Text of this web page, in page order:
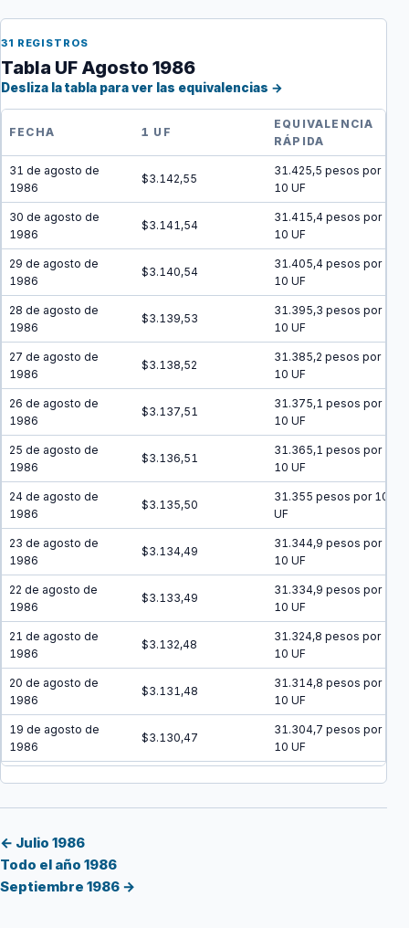
31 REGISTROS
Tabla UF Agosto 1986
Desliza la tabla para ver las equivalencias →
FECHA 1 UF
EQUIVALENCIA
RÁPIDA
31 de agosto de
1986
$3.142,55
31.425,5 pesos por
10 UF
30 de agosto de
1986
$3.141,54
31.415,4 pesos por
10 UF
29 de agosto de
1986
$3.140,54
31.405,4 pesos por
10 UF
28 de agosto de
1986
$3.139,53
31.395,3 pesos por
10 UF
27 de agosto de
1986
$3.138,52
31.385,2 pesos por
10 UF
26 de agosto de
1986
$3.137,51
31.375,1 pesos por
10 UF
25 de agosto de
1986
$3.136,51
31.365,1 pesos por
10 UF
24 de agosto de
1986
$3.135,50
31.355 pesos por 10
UF
23 de agosto de
1986
$3.134,49
31.344,9 pesos por
10 UF
22 de agosto de
1986
$3.133,49
31.334,9 pesos por
10 UF
21 de agosto de
1986
$3.132,48
31.324,8 pesos por
10 UF
20 de agosto de
1986
$3.131,48
31.314,8 pesos por
10 UF
19 de agosto de
1986
$3.130,47
31.304,7 pesos por
10 UF
$3.129,47
1986
16 de agosto de
1986
← Julio 1986
Todo el año 1986
Septiembre 1986 →